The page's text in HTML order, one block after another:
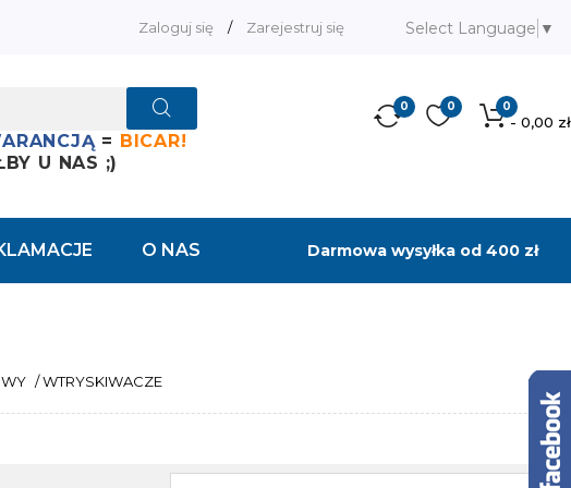
Zaloguj się / Zarejestruj się Select Language ▼
= BICAR!
U NAS ;)
0
- 0,00 zł
0
0
O NAS Darmowa wysyłka od 400 zł
/ WTRYSKIWACZE